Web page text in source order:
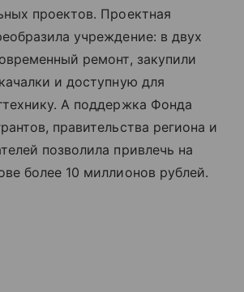
проектов. Проектная
учреждение: в двух
ремонт, закупили
и доступную для
А поддержка Фонда
правительства региона и
позволила привлечь на
более 10 миллионов рублей.